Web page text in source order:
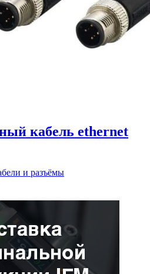
кабель ethernet
и разъёмы